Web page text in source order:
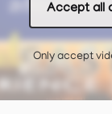
Accept all
Only accept